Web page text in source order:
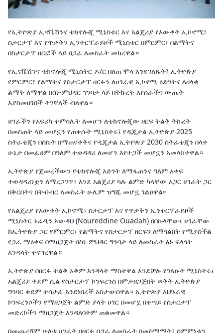
የኢትዮጵያ ኢኖቬሽንና ቴክኖሎጂ ሚኒስቴር እና አልጄሪያ የእውቀት ኢኮኖሚ፣
ስታርታፕ እና የጥቃቅን ኢንተርፕራይዞች ሚኒስቴር በምርምር፣ በልማትና
በስታርታፕ ዘርፎች ላይ በጋራ ለመስራት መክረዋል።
የኢኖቬሽንና ቴክኖሎጂ ሚኒስትር ዶ/ር በለጠ ሞላ እንደገለጹት፤ ኢትዮጵያ
የምርምር፣ የልማትና የስታርታፕ ዘርፉን ለሀገራዊ ኢኮኖሚ ዕድገትና ለዘላቂ
ልማት ለማዋል በስነ-ምህዳር ግንባታ ላይ በትኩረት እየሰራችና ውጤት
እያስመዘገበች ትገኛለች ብለዋል።
ሀገራችን የአፍሪካ ተምሳሌት ለመሆን ለቴክኖሎጂው ዘርፍ ትልቅ ትኩረት
በመስጠት ላይ መሆኗን የጠቀሱት ሚኒስትሩ፤ የዲጂታል ኢትዮጵያ 2025
ስትራቴጂን በስኬት በማጠናቀቅና የዲጂታል ኢትዮጵያ 2030 ስትራቴጂን በላቀ
ሁኔታ በመፈፀም በዓለም ተወዳዳሪ ለመሆን እየተጋች መሆኗን አመላክተዋል።
ኢትዮጵያ የጀመረችውን የቴክኖሎጂ እድገት ለማፋጠንና ዓለም አቀፍ
ተወዳዳሪነቷን ለማረጋገጥ፣ እንደ አልጄሪያ ካሉ ልምድ ካላቸው አጋር ሀገራት ጋር
በቅርበትና በትብብር ለመስራት ሁሌም ዝግጁ መሆኗ ገልፀዋል፡፡
የአልጄሪያ የእውቀት ኢኮኖሚ፣ ስታርታፕ እና የጥቃቅን ኢንተርፕራይዞች
ሚኒስትር ኑሬዲን ኦውዳህ (Noureddine Ouadah) በበኩላቸው፤ ሀገራቸው
ከኢትዮጵያ ጋር የምርምር፣ የልማትና የስታርታፕ ዘርፍን ለማጎልበት የሚያስችል
የጋራ ማዕቀፍ በማዘጋጀት በስነ-ምህዳር ግንባታ ላይ ለመስራት ፅኑ ፍላጎት
እንዳላት ተናግረዋል።
ኢትዮጵያ በዘርፉ ትልቅ አቅም እንዳላት ማስተዋል እንደቻሉ የገለፁት ሚኒስትሩ፤
አልጄሪያ ቀደም ሲል የስታርታፕ ኮንፍረንስ በምታዘጋጅበት ወቅት ኢትዮጵያ
ግንባር ቀደም ተሳታፊ እንደነበረች አስታውሰዋል። ኢትዮጵያ አህጉራዊ
ኮንፍረንሶችን የማዘጋጀት ልምድ ያላት ሀገር በመሆኗ በቀጣይ የስታርታፕ
መድረኮችን ማዘጋጀት እንዳለባትም ጠቁመዋል።
በመጨረሻም ሁለቱ ሀገራት በዘርፉ በጋራ ለመስራት በመስማማት፣ ስምምነቱን